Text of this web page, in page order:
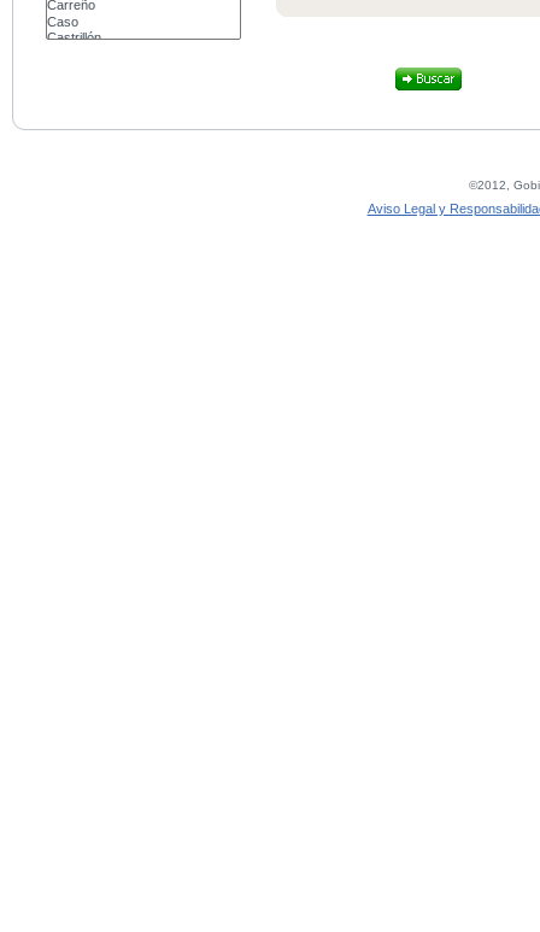
©2012,
Aviso Legal y